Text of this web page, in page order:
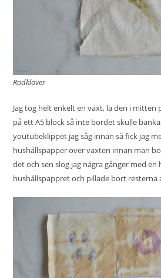
Rödklöver
Jag tog helt enkelt en växt, la den i mitten
på ett A5 block så inte bordet skulle
youtubeklippet jag såg innan så fick jag
hushållspapper över växten innan man
det och sen slog jag några gånger med
hushållspappret och pillade bort resterna